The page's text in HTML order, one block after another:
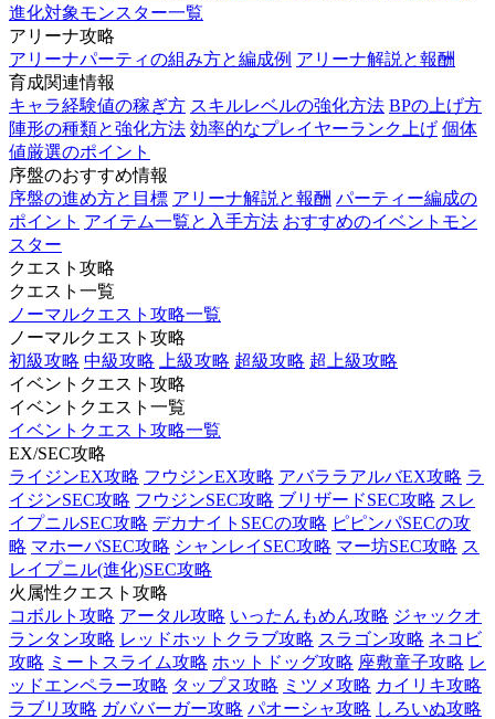
進化対象モンスター一覧
アリーナ攻略
アリーナパーティの組み方と編成例 アリーナ解説と報酬
育成関連情報
キャラ経験値の稼ぎ方 スキルレベルの強化方法 BPの上げ方
陣形の種類と強化方法 効率的なプレイヤーランク上げ 個体
値厳選のポイント
序盤のおすすめ情報
序盤の進め方と目標 アリーナ解説と報酬 パーティー編成の
ポイント アイテム一覧と入手方法 おすすめのイベントモン
スター
クエスト攻略
クエスト一覧
ノーマルクエスト攻略一覧
ノーマルクエスト攻略
初級攻略 中級攻略 上級攻略 超級攻略 超上級攻略
イベントクエスト攻略
イベントクエスト一覧
イベントクエスト攻略一覧
EX/SEC攻略
ライジンEX攻略 フウジンEX攻略 アバララアルバEX攻略 ラ
イジンSEC攻略 フウジンSEC攻略 ブリザードSEC攻略 スレ
イプニルSEC攻略 デカナイトSECの攻略 ピピンパSECの攻
略 マホーバSEC攻略 シャンレイSEC攻略 マー坊SEC攻略 ス
レイプニル(進化)SEC攻略
火属性クエスト攻略
コボルト攻略 アータル攻略 いったんもめん攻略 ジャックオ
ランタン攻略 レッドホットクラブ攻略 スラゴン攻略 ネコビ
攻略 ミートスライム攻略 ホットドッグ攻略 座敷童子攻略 レ
ッドエンペラー攻略 タップヌ攻略 ミツメ攻略 カイリキ攻略
ラブリ攻略 ガババーガー攻略 パオーシャ攻略 しろいぬ攻略